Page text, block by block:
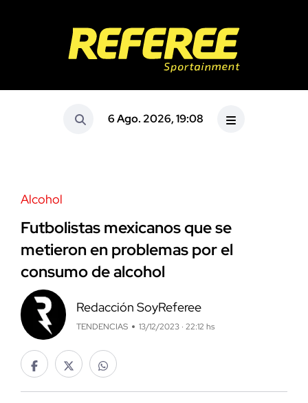
6 Ago. 2026, 19:08
Alcohol
Futbolistas mexicanos que se
metieron en problemas por el
consumo de alcohol
Redacción SoyReferee
TENDENCIAS 13/12/2023 · 22:12 hs